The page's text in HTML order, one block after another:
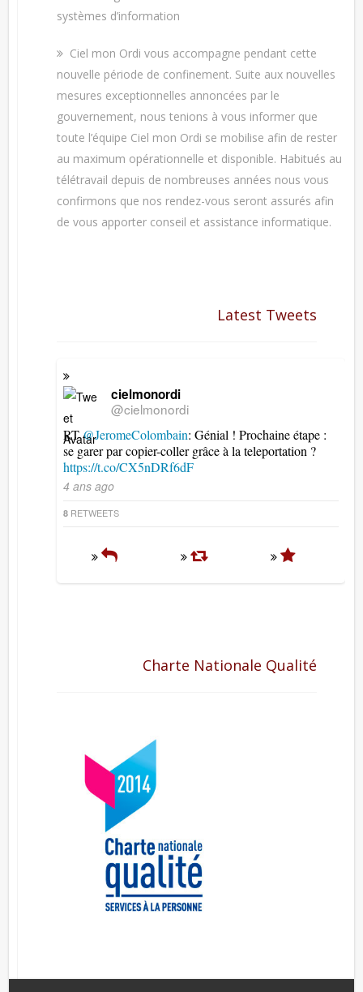
systèmes d’information
Ciel mon Ordi vous accompagne pendant cette
nouvelle période de confinement. Suite aux nouvelles
mesures exceptionnelles annoncées par le
gouvernement, nous tenions à vous informer que
toute l’équipe Ciel mon Ordi se mobilise afin de rester
au maximum opérationnelle et disponible. Habitués au
télétravail depuis de nombreuses années nous vous
confirmons que nos rendez-vous seront assurés afin
de vous apporter conseil et assistance informatique.
Latest Tweets
cielmonordi
@cielmonordi
RT@JeromeColombain: Génial ! Prochaine étape :
se garer par copier-coller grâce à la teleportation ?
https://t.co/CX5nDRf6dF
4 ans ago
8 RETWEETS
Charte Nationale Qualité